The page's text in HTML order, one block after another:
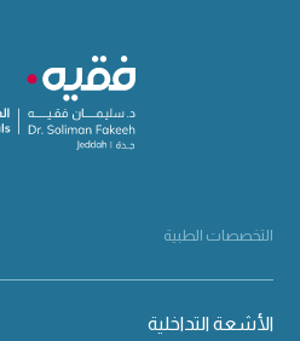
التخصصات الطبية
الأشعة التداخلية